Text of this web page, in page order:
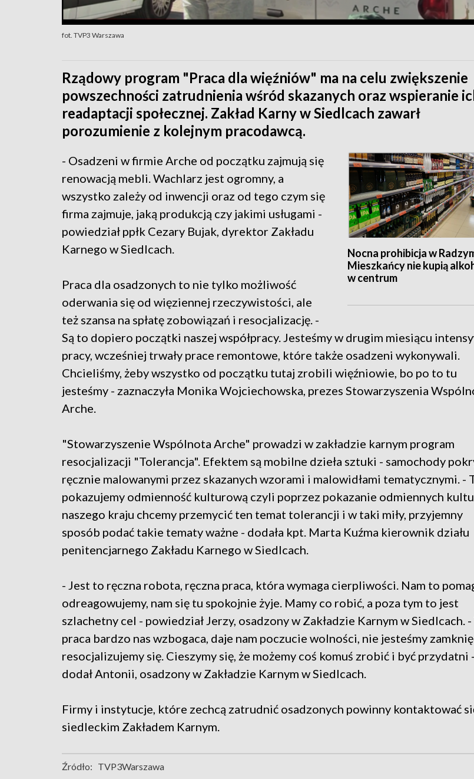
fot. TVP3 Warszawa
Rządowy program "Praca dla więźniów" ma na celu zwiększenie
powszechności zatrudnienia wśród skazanych oraz wspieranie
readaptacji społecznej. Zakład Karny w Siedlcach zawarł
porozumienie z kolejnym pracodawcą.
Nocna prohibicja w
Mieszkańcy nie kupią
w centrum
- Osadzeni w firmie Arche od początku zajmują się
renowacją mebli. Wachlarz jest ogromny, a
wszystko zależy od inwencji oraz od tego czym się
firma zajmuje, jaką produkcją czy jakimi usługami -
powiedział ppłk Cezary Bujak, dyrektor Zakładu
Karnego w Siedlcach.
Praca dla osadzonych to nie tylko możliwość
oderwania się od więziennej rzeczywistości, ale
też szansa na spłatę zobowiązań i resocjalizację. -
Są to dopiero początki naszej współpracy. Jesteśmy w drugim miesiącu
pracy, wcześniej trwały prace remontowe, które także osadzeni wykonywali.
Chcieliśmy, żeby wszystko od początku tutaj zrobili więźniowie, bo po to tu
jesteśmy - zaznaczyła Monika Wojciechowska, prezes Stowarzyszenia
Arche.
"Stowarzyszenie Wspólnota Arche" prowadzi w zakładzie karnym program
resocjalizacji "Tolerancja". Efektem są mobilne dzieła sztuki - samochody
ręcznie malowanymi przez skazanych wzorami i malowidłami tematycznymi. -
pokazujemy odmienność kulturową czyli poprzez pokazanie odmiennych
naszego kraju chcemy przemycić ten temat tolerancji i w taki miły, przyjemny
sposób podać takie tematy ważne - dodała kpt. Marta Kuźma kierownik działu
penitencjarnego Zakładu Karnego w Siedlcach.
- Jest to ręczna robota, ręczna praca, która wymaga cierpliwości. Nam to
odreagowujemy, nam się tu spokojnie żyje. Mamy co robić, a poza tym to jest
szlachetny cel - powiedział Jerzy, osadzony w Zakładzie Karnym w Siedlcach. -
praca bardzo nas wzbogaca, daje nam poczucie wolności, nie jesteśmy
resocjalizujemy się. Cieszymy się, że możemy coś komuś zrobić i być przydatni -
dodał Antonii, osadzony w Zakładzie Karnym w Siedlcach.
Firmy i instytucje, które zechcą zatrudnić osadzonych powinny kontaktować
siedleckim Zakładem Karnym.
Źródło: TVP3Warszawa